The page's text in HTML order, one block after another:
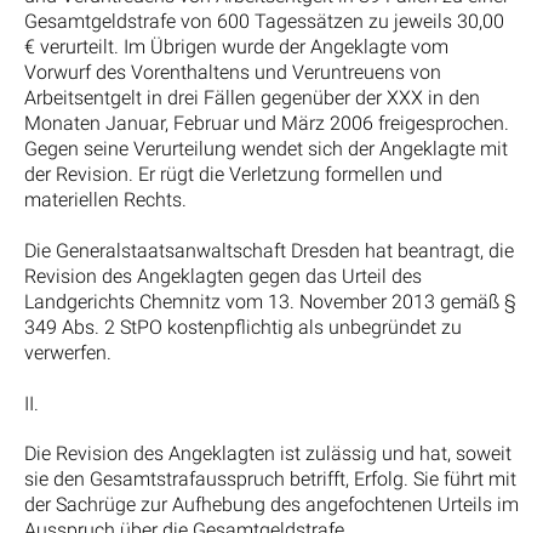
Gesamtgeldstrafe von 600 Tagessätzen zu jeweils 30,00
€ verurteilt. Im Übrigen wurde der Angeklagte vom
Vorwurf des Vorenthaltens und Veruntreuens von
Arbeitsentgelt in drei Fällen gegenüber der XXX in den
Monaten Januar, Februar und März 2006 freigesprochen.
Gegen seine Verurteilung wendet sich der Angeklagte mit
der Revision. Er rügt die Verletzung formellen und
materiellen Rechts.
Die Generalstaatsanwaltschaft Dresden hat beantragt, die
Revision des Angeklagten gegen das Urteil des
Landgerichts Chemnitz vom 13. November 2013 gemäß §
349 Abs. 2 StPO kostenpflichtig als unbegründet zu
verwerfen.
II.
Die Revision des Angeklagten ist zulässig und hat, soweit
sie den Gesamtstrafausspruch betrifft, Erfolg. Sie führt mit
der Sachrüge zur Aufhebung des angefochtenen Urteils im